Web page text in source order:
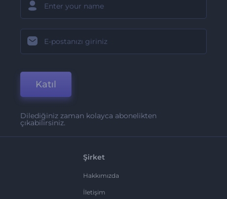
Katıl
Dilediğiniz zaman kolayca abonelikten
çıkabilirsiniz.
Şirket
Hakkımızda
İletişim